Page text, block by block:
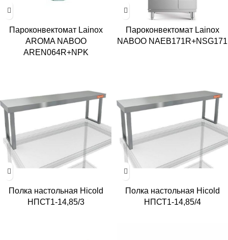
Пароконвектомат Lainox
AROMA NABOO
AREN064R+NPK
Пароконвектомат Lainox
NABOO NAEB171R+NSG171
Полка настольная Hicold
НПСТ1-14,85/3
Полка настольная Hicold
НПСТ1-14,85/4